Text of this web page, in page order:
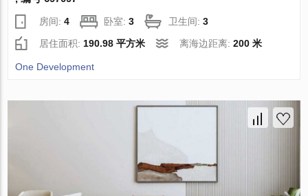
房间:4 卧室:3 卫生间:3
居住面积:190.98 平方米 离海边距离:200 米
One Development